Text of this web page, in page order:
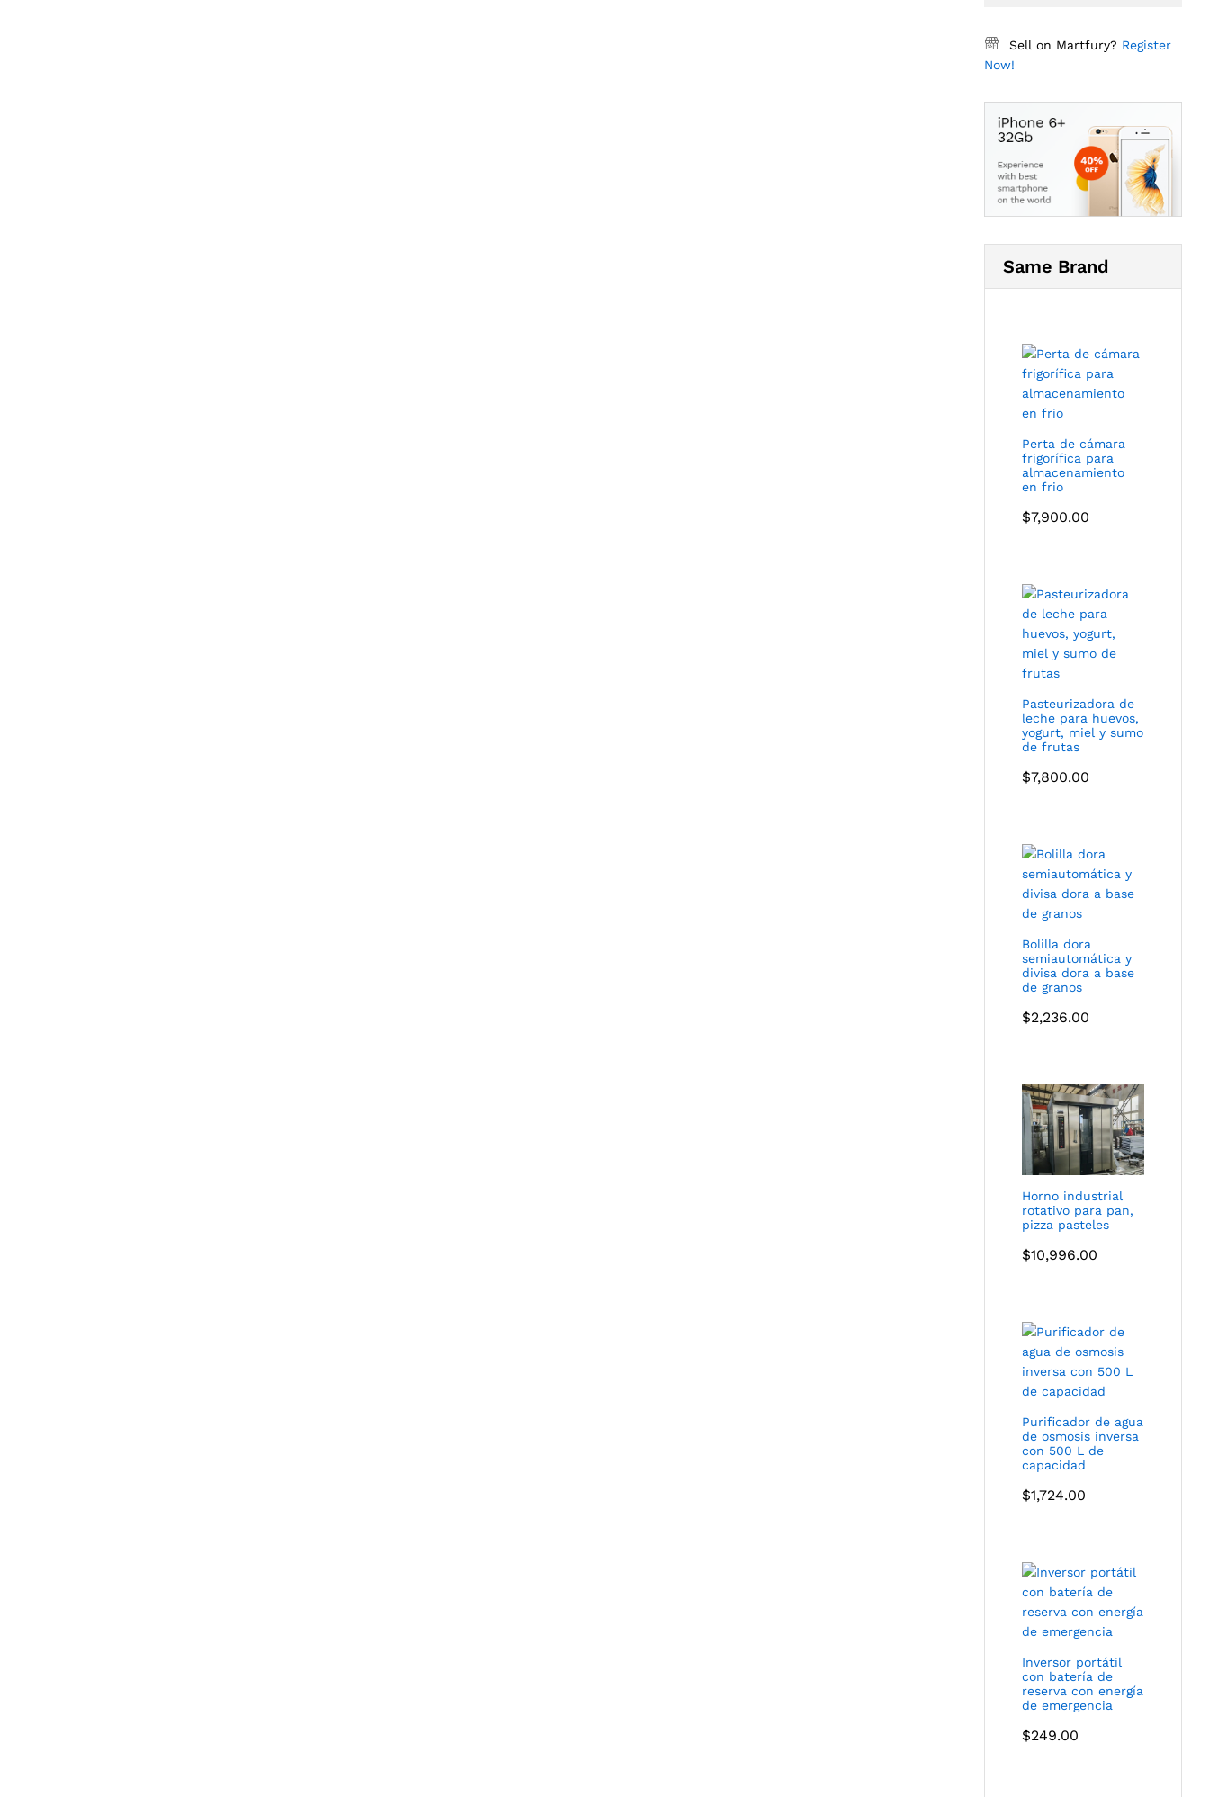
Sell on Martfury? Register
Now!
Same Brand
Perta de cámara
frigorífica para
almacenamiento
en frio
$7,900.00
Pasteurizadora de
leche para huevos,
yogurt, miel y sumo
de frutas
$7,800.00
Bolilla dora
semiautomática y
divisa dora a base
de granos
$2,236.00
Horno industrial
rotativo para pan,
pizza pasteles
$10,996.00
Purificador de agua
de osmosis inversa
con 500 L de
capacidad
$1,724.00
Inversor portátil
con batería de
reserva con energía
de emergencia
$249.00